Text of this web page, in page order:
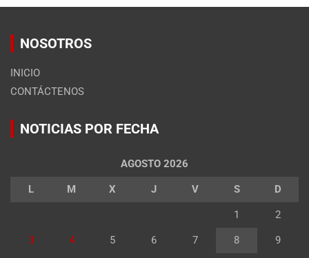
NOSOTROS
INICIO
CONTÁCTENOS
NOTICIAS POR FECHA
AGOSTO 2026
L M X J V S D
1 2
3 4 5 6 7 8 9